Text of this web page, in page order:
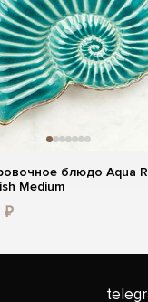
блюдо Aqua
Medium
₽